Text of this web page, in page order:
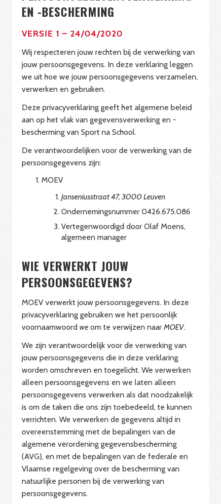
EN -BESCHERMING
VERSIE 1 – 24/04/2020
Wij respecteren jouw rechten bij de verwerking van
jouw persoonsgegevens. In deze verklaring leggen
we uit hoe we jouw persoonsgegevens verzamelen,
verwerken en gebruiken.
Deze privacyverklaring geeft het algemene beleid
aan op het vlak van gegevensverwerking en -
bescherming van Sport na School.
De verantwoordelijken voor de verwerking van de
persoonsgegevens zijn:
MOEV
Janseniusstraat 47, 3000 Leuven
Ondernemingsnummer 0426.675.086
Vertegenwoordigd door Olaf Moens,
algemeen manager
WIE VERWERKT JOUW
PERSOONSGEGEVENS?
MOEV verwerkt jouw persoonsgegevens. In deze
privacyverklaring gebruiken we het persoonlijk
voornaamwoord we om te verwijzen naar MOEV.
We zijn verantwoordelijk voor de verwerking van
jouw persoonsgegevens die in deze verklaring
worden omschreven en toegelicht. We verwerken
alleen persoonsgegevens en we laten alleen
persoonsgegevens verwerken als dat noodzakelijk
is om de taken die ons zijn toebedeeld, te kunnen
verrichten. We verwerken de gegevens altijd in
overeenstemming met de bepalingen van de
algemene verordening gegevensbescherming
(AVG), en met de bepalingen van de federale en
Vlaamse regelgeving over de bescherming van
natuurlijke personen bij de verwerking van
persoonsgegevens.